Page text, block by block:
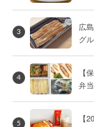
3
広
グ
4
【
弁
5
【